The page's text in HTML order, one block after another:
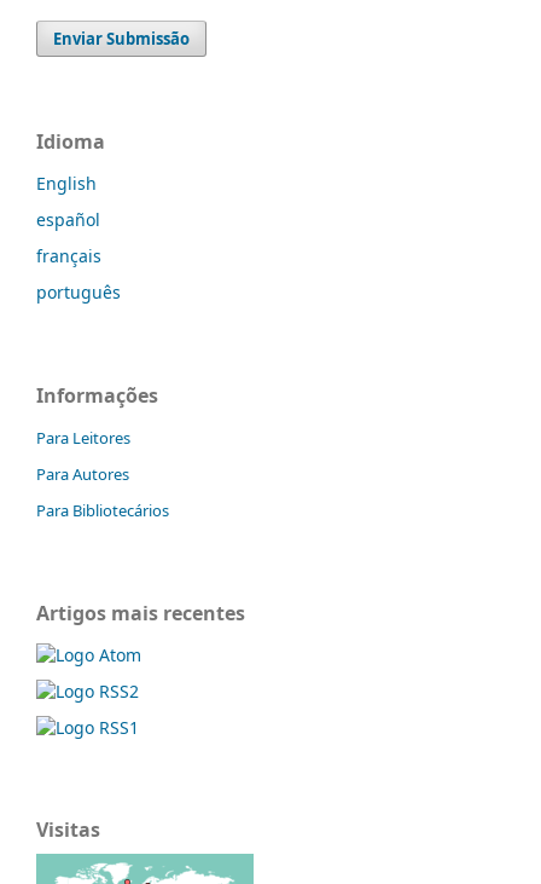
Enviar Submissão
Idioma
English
español
français
português
Informações
Para Leitores
Para Autores
Para Bibliotecários
Artigos mais recentes
Visitas